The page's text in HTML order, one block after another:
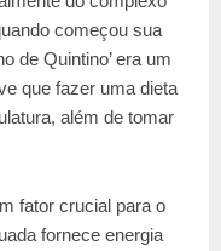
começou sua
de Quintino’ era um
que fazer uma dieta
além de tomar
fator crucial para o
fornece energia